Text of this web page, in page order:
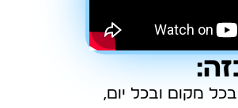
מקום ובכל יום,